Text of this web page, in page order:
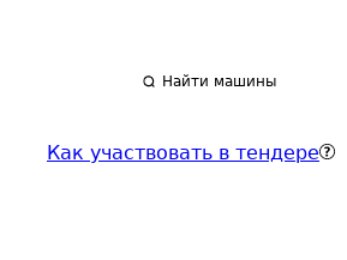
Найти машины
Как участвовать в тендере